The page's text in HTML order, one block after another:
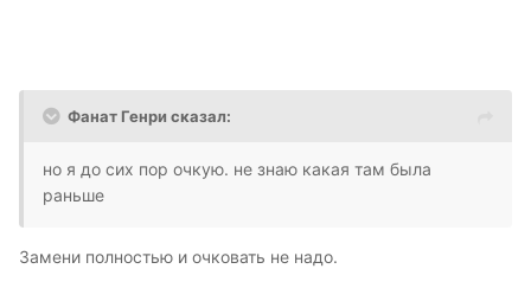
Фанат Генри сказал:
но я до сих пор очкую. не знаю какая там была
раньше
Замени полностью и очковать не надо.